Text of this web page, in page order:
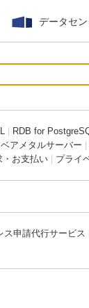
データセ
RDB for
ベアメタルサーバー
・お支払い プライ
ス申請代行サービス